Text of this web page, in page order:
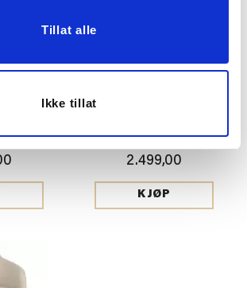
Tillat alle
Ikke tillat
VELUR, SORT
2.499,00
KJØP